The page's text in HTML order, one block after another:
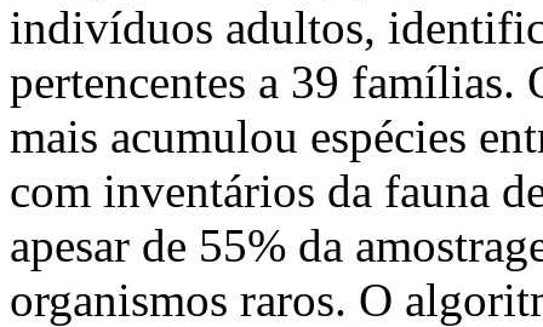
indivíduos adultos,
pertencentes a 39 famílias.
mais acumulou espécies
com inventários da fauna
apesar de 55% da
organismos raros. O